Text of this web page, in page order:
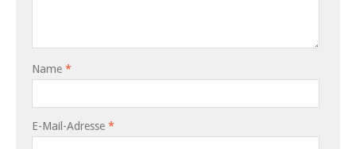
Name *
E-Mail-Adresse *